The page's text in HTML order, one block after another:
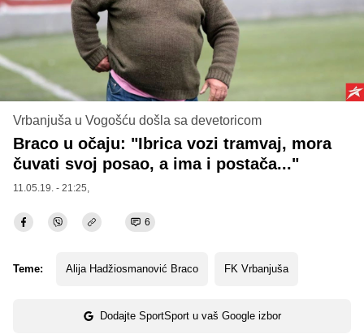
Vrbanjuša u Vogošću došla sa devetoricom
Braco u očaju: "Ibrica vozi tramvaj, mora
čuvati svoj posao, a ima i postača..."
11.05.19. - 21:25,
6
Teme: Alija Hadžiosmanović Braco FK Vrbanjuša
Dodajte SportSport u vaš Google izbor